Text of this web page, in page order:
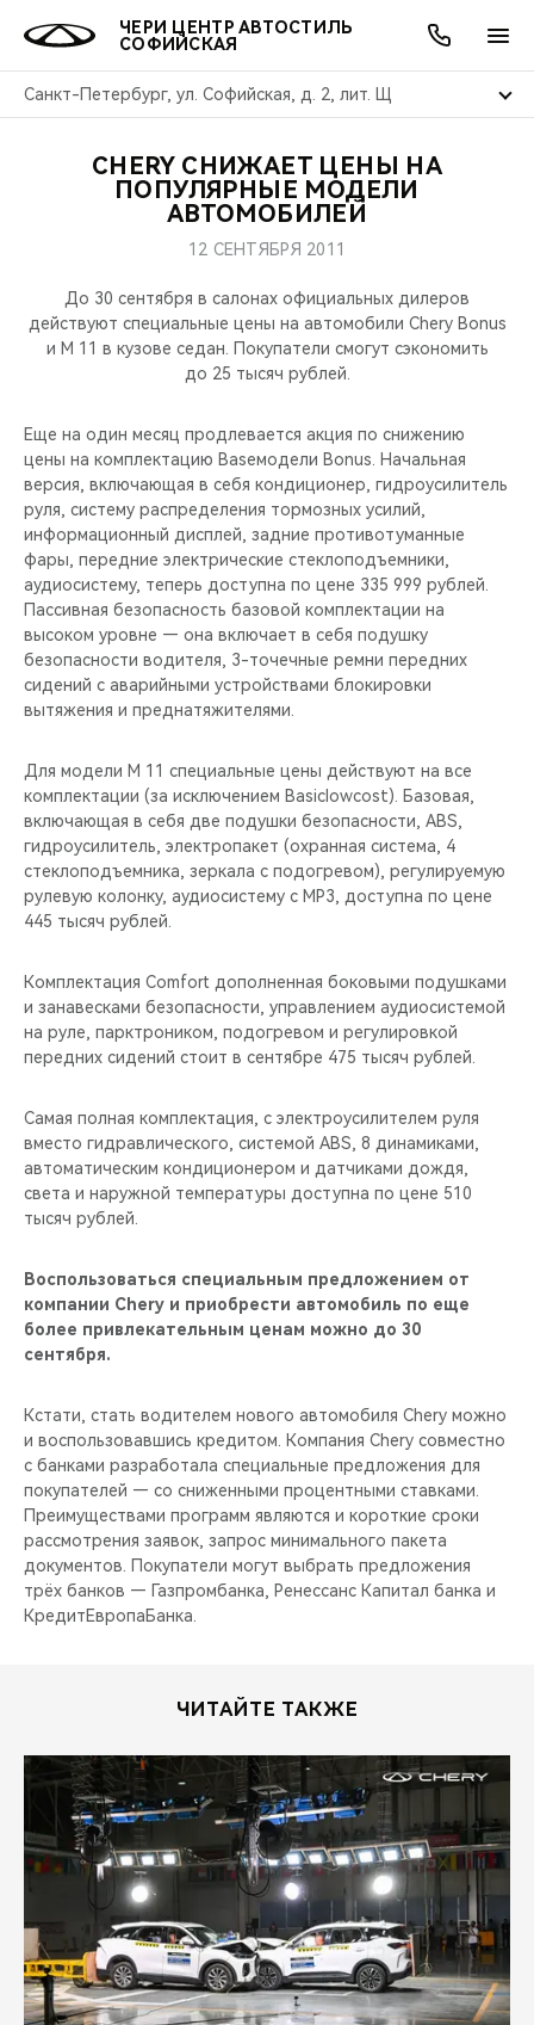
ЧЕРИ ЦЕНТР АВТОСТИЛЬ
СОФИЙСКАЯ
Санкт-Петербург, ул. Софийская, д. 2, лит. Щ
МОДЕЛИ
КРОССОВЕРЫ
НОВИНКИ
ПОКУПАТЕЛЯМ
КРЕДИТ И СТРАХОВАНИЕ
ВЛАДЕЛЬЦАМ
ЗАПЧАСТИ И АКСЕССУАРЫ
ПОДДЕРЖКА
МИР CHERY
О БРЕНДЕ
CHERY В СОЦСЕТЯХ
CHERY REMOTE
CHERY И СПОРТ
НАШИ МЕРОПРИЯТИЯ
ВИДЕООБЗОРЫ
CHERY ДЛЯ ДЕТЕЙ
АКЦИИ
ОНЛАЙН СЕРВИСЫ
КРЕДИТ
О КОМПАНИИ
МЫ В СОЦСЕТЯХ
CHERY СНИЖАЕТ ЦЕНЫ НА
ПОПУЛЯРНЫЕ МОДЕЛИ
АВТОМОБИЛЕЙ
12 СЕНТЯБРЯ 2011
До 30 сентября в салонах официальных дилеров
действуют специальные цены на автомобили Chery Bonus
и M 11 в кузове седан. Покупатели смогут сэкономить
до 25 тысяч рублей.
Еще на один месяц продлевается акция по снижению
цены на комплектацию Baseмодели Bonus. Начальная
версия, включающая в себя кондиционер, гидроусилитель
руля, систему распределения тормозных усилий,
информационный дисплей, задние противотуманные
фары, передние электрические стеклоподъемники,
аудиосистему, теперь доступна по цене 335 999 рублей.
Пассивная безопасность базовой комплектации на
высоком уровне — она включает в себя подушку
безопасности водителя, 3-точечные ремни передних
сидений с аварийными устройствами блокировки
вытяжения и преднатяжителями.
Для модели M 11 специальные цены действуют на все
комплектации (за исключением Basiclowcost). Базовая,
включающая в себя две подушки безопасности, ABS,
гидроусилитель, электропакет (охранная система, 4
стеклоподъемника, зеркала с подогревом), регулируемую
рулевую колонку, аудиосистему с МР3, доступна по цене
445 тысяч рублей.
Комплектация Comfort дополненная боковыми подушками
и занавесками безопасности, управлением аудиосистемой
на руле, парктроником, подогревом и регулировкой
передних сидений стоит в сентябре 475 тысяч рублей.
Самая полная комплектация, с электроусилителем руля
вместо гидравлического, системой ABS, 8 динамиками,
автоматическим кондиционером и датчиками дождя,
света и наружной температуры доступна по цене 510
тысяч рублей.
Воспользоваться специальным предложением от
компании Chery и приобрести автомобиль по еще
более привлекательным ценам можно до 30
сентября.
Кстати, стать водителем нового автомобиля Chery можно
и воспользовавшись кредитом. Компания Chery совместно
с банками разработала специальные предложения для
покупателей — со сниженными процентными ставками.
Преимуществами программ являются и короткие сроки
рассмотрения заявок, запрос минимального пакета
документов. Покупатели могут выбрать предложения
трёх банков — Газпромбанка, Ренессанс Капитал банка и
КредитЕвропаБанка.
ЧИТАЙТЕ ТАКЖЕ